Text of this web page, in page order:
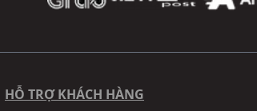
HỖ TRỢ KHÁCH HÀNG